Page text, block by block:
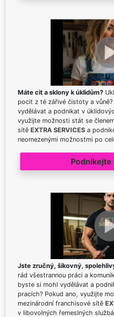
Máte cit a sklony k úklidům?
pocit z té zářivé čistoty a
vydělávat a podnikat v
využijte možnosti stát se
sítě EXTRA SERVICES a
neomezenými možnostmi po
Podnikejte
Jste zručný, šikovný,
rád všestrannou práci a
byste si mohl vydělávat a
pracích? Pokud ano, využijte
mezinárodní franchisové sítě
v libovolných řemeslných